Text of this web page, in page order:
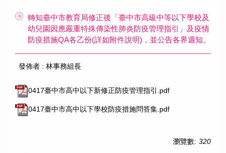
轉知臺中市教育局修正後「臺中市高級中等以下學校及
幼兒園因應嚴重特殊傳染性肺炎防疫管理指引」及疫情
防疫措施QA各乙份(詳如附件說明)，並公告各界週知。
發佈者 : 林事務組長
0417臺中市高中以下新修正防疫管理指引.pdf
0417臺中市高中以下學校防疫措施問答集.pdf
瀏覽數: 320